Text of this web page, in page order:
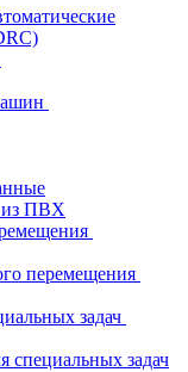
из ПВХ
перемещения
задач
специальных задач